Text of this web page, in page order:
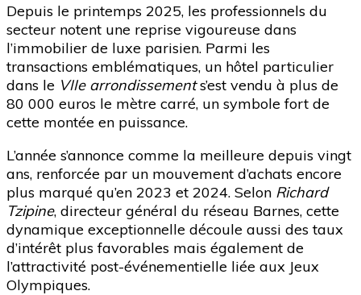
Depuis le printemps 2025, les professionnels du
secteur notent une reprise vigoureuse dans
l’immobilier de luxe parisien. Parmi les
transactions emblématiques, un hôtel particulier
dans le VIIe arrondissements’est vendu à plus de
80 000 euros le mètre carré, un symbole fort de
cette montée en puissance.
L’année s’annonce comme la meilleure depuis vingt
ans, renforcée par un mouvement d’achats encore
plus marqué qu’en 2023 et 2024. Selon Richard
Tzipine, directeur général du réseau Barnes, cette
dynamique exceptionnelle découle aussi des taux
d’intérêt plus favorables mais également de
l’attractivité post-événementielle liée aux Jeux
Olympiques.